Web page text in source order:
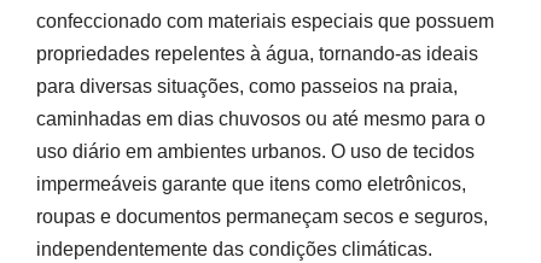
confeccionado com materiais especiais que possuem
propriedades repelentes à água, tornando-as ideais
para diversas situações, como passeios na praia,
caminhadas em dias chuvosos ou até mesmo para o
uso diário em ambientes urbanos. O uso de tecidos
impermeáveis garante que itens como eletrônicos,
roupas e documentos permaneçam secos e seguros,
independentemente das condições climáticas.